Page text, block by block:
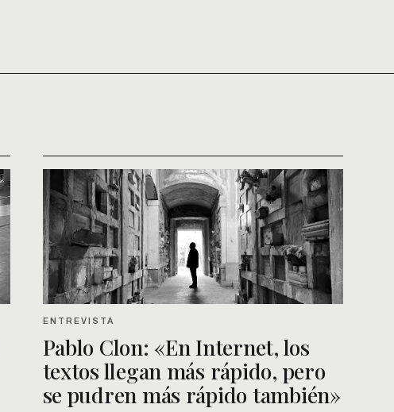
ENTREVISTA
Pablo Clon: «En Internet, los
textos llegan más rápido, pero
se pudren más rápido también»